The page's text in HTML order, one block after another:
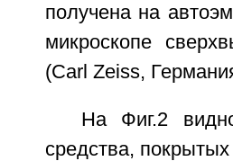
получена на
микроскопе
(Carl Zeiss,
На Фиг.2
средства,